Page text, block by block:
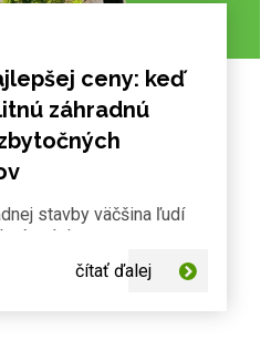
ceny: keď
záhradnú
stavby väčšina ľudí
otázky.
čítať ďalej